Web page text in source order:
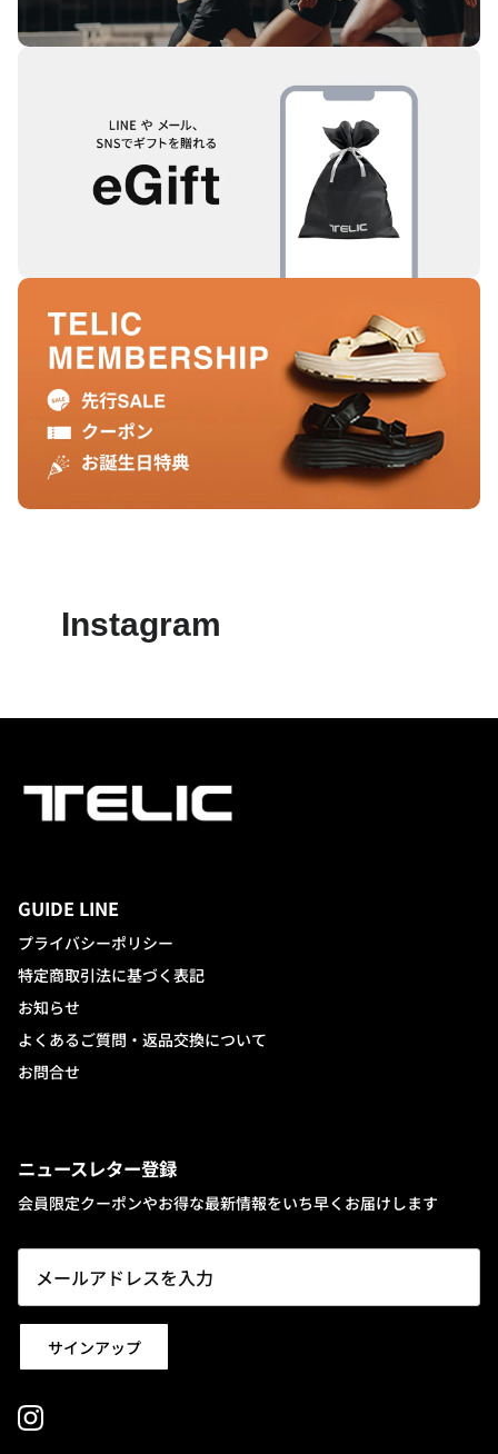
Instagram
GUIDE LINE
プライバシーポリシー
特定商取引法に基づく表記
お知らせ
よくあるご質問・返品交換について
お問合せ
ニュースレター登録
会員限定クーポンやお得な最新情報をいち早くお届けします
サインアップ